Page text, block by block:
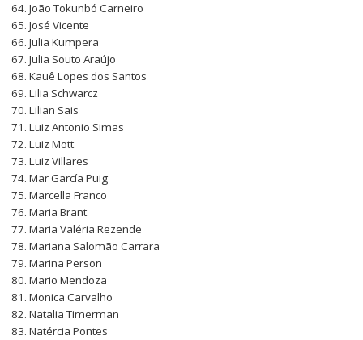
João Tokunbó Carneiro
José Vicente
Julia Kumpera
Julia Souto Araújo
Kauê Lopes dos Santos
Lilia Schwarcz
Lilian Sais
Luiz Antonio Simas
Luiz Mott
Luiz Villares
Mar García Puig
Marcella Franco
Maria Brant
Maria Valéria Rezende
Mariana Salomão Carrara
Marina Person
Mario Mendoza
Monica Carvalho
Natalia Timerman
Natércia Pontes